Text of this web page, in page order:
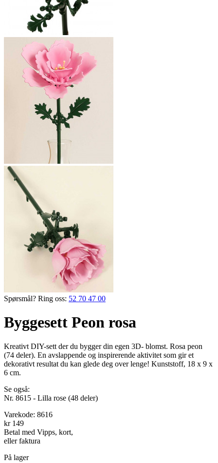
Spørsmål? Ring oss: 52 70 47 00
Byggesett Peon rosa
Kreativt DIY-sett der du bygger din egen 3D- blomst. Rosa peon
(74 deler). En avslappende og inspirerende aktivitet som gir et
dekorativt resultat du kan glede deg over lenge! Kunststoff, 18 x 9 x
6 cm.
Se også:
Nr. 8615 - Lilla rose (48 deler)
Varekode: 8616
kr 149
Betal med Vipps, kort,
eller faktura
På lager